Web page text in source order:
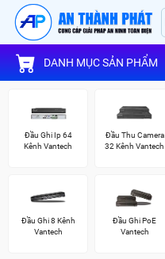
DANH MỤC SẢN PHẨM
Đầu Ghi Ip 64
Kênh Vantech
Đầu Thu Camera
32 Kênh Vantech
Đầu Ghi 8 Kênh
Vantech
Đầu Ghi PoE
Vantech